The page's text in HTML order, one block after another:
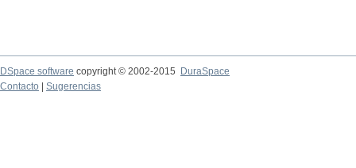
DSpace software copyright © 2002-2015
DuraSpace
Contacto
Sugerencias